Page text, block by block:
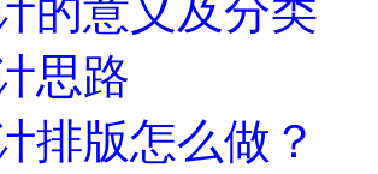
的意义及分类
思路
排版怎么做？